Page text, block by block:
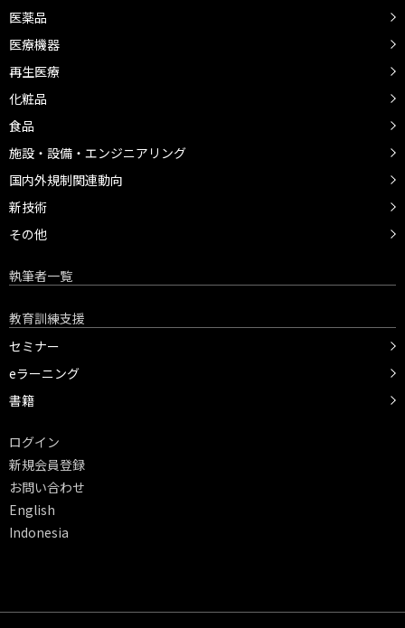
医薬品
医療機器
再生医療
化粧品
食品
施設・設備・エンジニアリング
国内外規制関連動向
新技術
その他
執筆者一覧
教育訓練支援
セミナー
eラーニング
書籍
ログイン
新規会員登録
お問い合わせ
English
Indonesia